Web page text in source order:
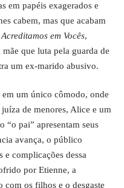
em papéis exagerados e
cabem, mas que acabam
em Vocês,
que luta pela guarda de
um ex-marido abusivo.
em um único cômodo, onde
de menores, Alice e um
“o pai” apresentam seus
avança, o público
e complicações dessa
por Etienne, a
com os filhos e o desgaste